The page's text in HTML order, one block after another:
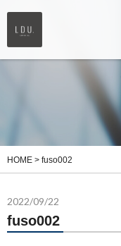
HOME > fuso002
2022/09/22
fuso002